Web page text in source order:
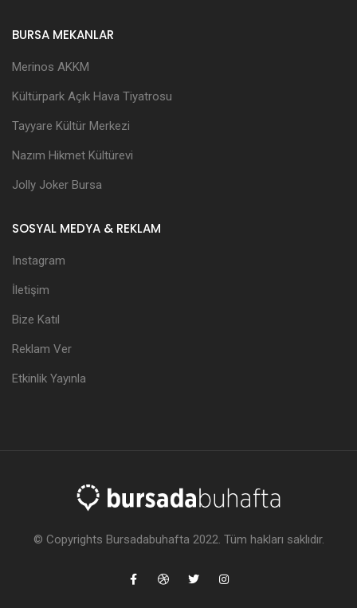
BURSA MEKANLAR
Merinos AKKM
Kültürpark Açık Hava Tiyatrosu
Tayyare Kültür Merkezi
Nazım Hikmet Kültürevi
Jolly Joker Bursa
SOSYAL MEDYA & REKLAM
Instagram
İletişim
Bize Katıl
Reklam Ver
Etkinlik Yayınla
© Copyrights Bursadabuhafta 2022. Tüm hakları saklıdır.